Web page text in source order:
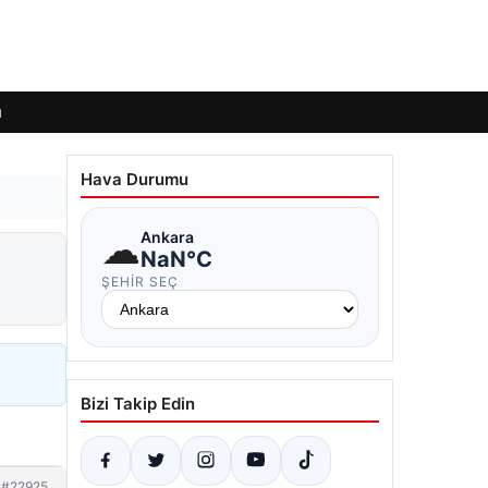
Hava Durumu
☁Ankara
NaN°C
ŞEHIR SEÇ
Bizi Takip Edin